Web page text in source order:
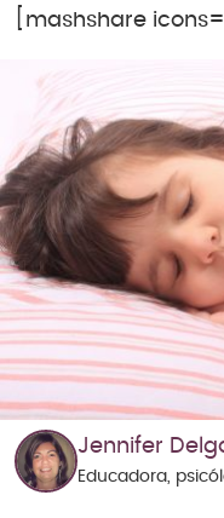
[mashshare
Jennifer
Educadora,